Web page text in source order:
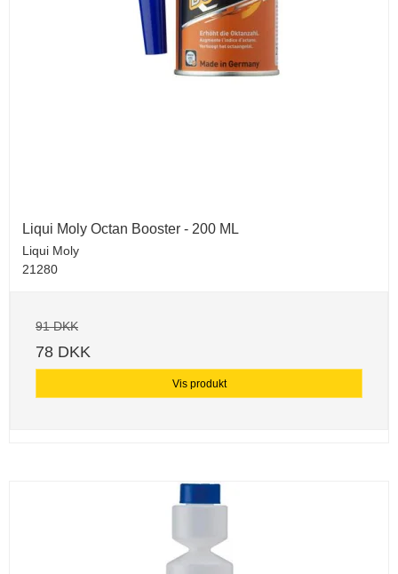
Liqui Moly Octan Booster - 200 ML
Liqui Moly
21280
91 DKK
78 DKK
Vis produkt